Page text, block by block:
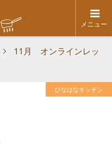
メニュー
11月 オンラインレッ
ひなはなキッチン